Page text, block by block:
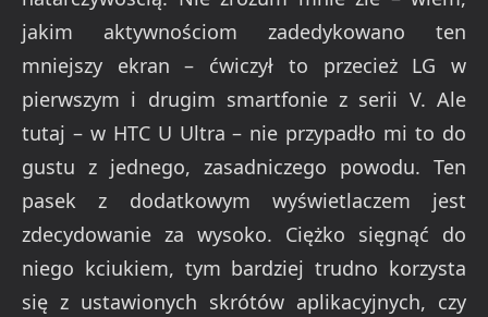
jakim aktywnościom zadedykowano ten
mniejszy ekran – ćwiczył to przecież LG w
pierwszym i drugim smartfonie z serii V. Ale
tutaj – w HTC U Ultra – nie przypadło mi to do
gustu z jednego, zasadniczego powodu. Ten
pasek z dodatkowym wyświetlaczem jest
zdecydowanie za wysoko. Ciężko sięgnąć do
niego kciukiem, tym bardziej trudno korzysta
się z ustawionych skrótów aplikacyjnych, czy